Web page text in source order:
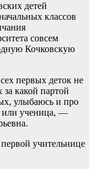
детей
классов
совсем
Кочковскую
первых деток не
какой партой
улыбаюсь и про
или ученица, —
учительнице